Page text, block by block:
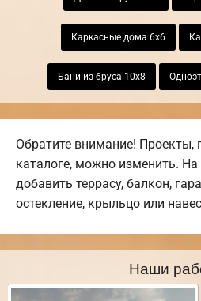
Каркасные дома 6х6
Бани из бруса 10х8
Обратите внимание! Проекты,
каталоге, можно изменить.
добавить террасу, балкон,
остекление, крыльцо или
Наши